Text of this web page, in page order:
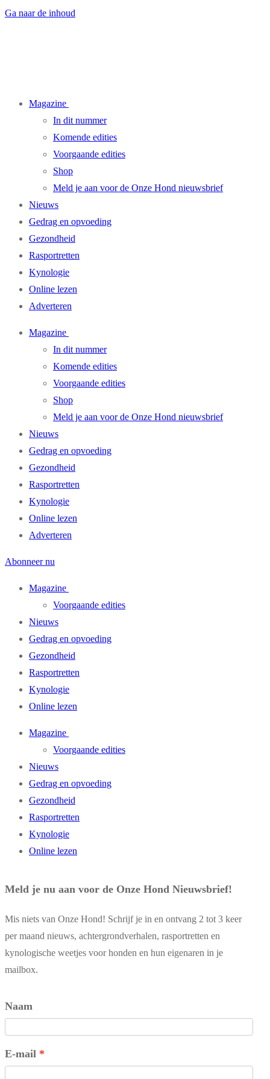
Ga naar de inhoud
Magazine
In dit nummer
Komende edities
Voorgaande edities
Shop
Meld je aan voor de Onze Hond nieuwsbrief
Nieuws
Gedrag en opvoeding
Gezondheid
Rasportretten
Kynologie
Online lezen
Adverteren
Magazine
In dit nummer
Komende edities
Voorgaande edities
Shop
Meld je aan voor de Onze Hond nieuwsbrief
Nieuws
Gedrag en opvoeding
Gezondheid
Rasportretten
Kynologie
Online lezen
Adverteren
Abonneer nu
Magazine
Voorgaande edities
Nieuws
Gedrag en opvoeding
Gezondheid
Rasportretten
Kynologie
Online lezen
Magazine
Voorgaande edities
Nieuws
Gedrag en opvoeding
Gezondheid
Rasportretten
Kynologie
Online lezen
Meld je nu aan voor de Onze Hond Nieuwsbrief!
Mis niets van Onze Hond! Schrijf je in en ontvang 2 tot 3 keer
per maand nieuws, achtergrondverhalen, rasportretten en
kynologische weetjes voor honden en hun eigenaren in je
mailbox.
Naam
E-mail